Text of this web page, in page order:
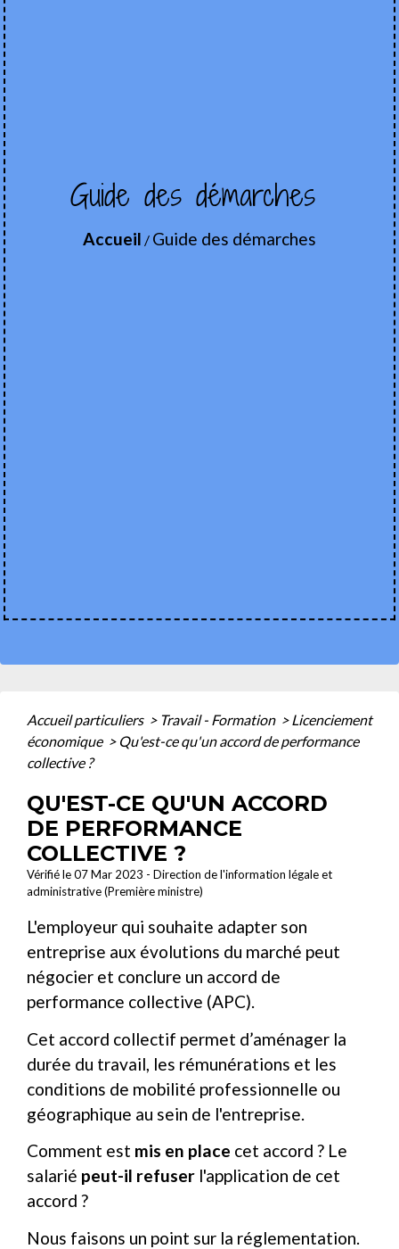
Guide des démarches
Accueil / Guide des démarches
Accueil particuliers > Travail - Formation > Licenciement
économique > Qu'est-ce qu'un accord de performance
collective ?
QU'EST-CE QU'UN ACCORD
DE PERFORMANCE
COLLECTIVE ?
Vérifié le 07 Mar 2023 - Direction de l'information légale et
administrative (Première ministre)
L'employeur qui souhaite adapter son
entreprise aux évolutions du marché peut
négocier et conclure un accord de
performance collective (APC).
Cet accord collectif permet d’aménager la
durée du travail, les rémunérations et les
conditions de mobilité professionnelle ou
géographique au sein de l'entreprise.
Comment est mis en place cet accord ? Le
salarié peut-il refuser l'application de cet
accord ?
Nous faisons un point sur la réglementation.